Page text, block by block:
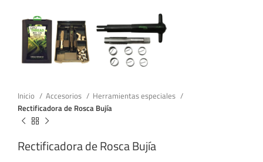
Inicio Accesorios
Herramientas especiales
Rectificadora de Rosca Bujía
Rectificadora de Rosca Bujía